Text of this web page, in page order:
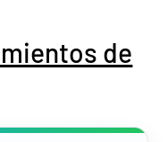
de